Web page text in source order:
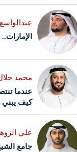
محمد
عندما
كيف يبني
علي
جامع